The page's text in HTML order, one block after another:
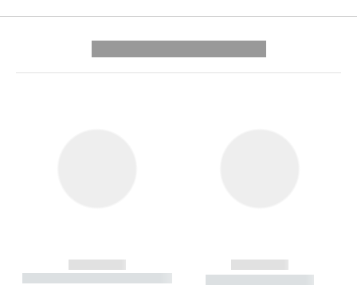
------------
----------- ----------- --------
------------
----------- -----------